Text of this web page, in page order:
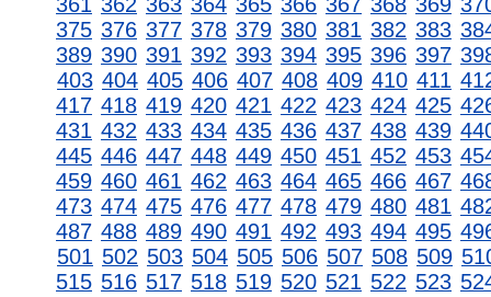
375 376 377 378 379 380 381 382 383
389 390 391 392 393 394 395 396 397
403 404 405 406 407 408 409 410 411
417 418 419 420 421 422 423 424 425
431 432 433 434 435 436 437 438 439
445 446 447 448 449 450 451 452 453
459 460 461 462 463 464 465 466 467
473 474 475 476 477 478 479 480 481
487 488 489 490 491 492 493 494 495
501 502 503 504 505 506 507 508 509
515 516 517 518 519 520 521 522 523